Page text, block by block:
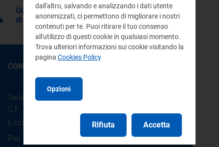
Quali sono le garanzie per il cliente in caso
di sostituzione del contatore?
CONTATTI
Sede legale: Piazza Cavour 5 - 20121 - Milano
C.F.: 97190020152
E-mail:
Pec:
protocollo@pec.arera.it
dall'altro, salvando e analizzando i dati utente
anonimizzati, ci permettono di migliorare i nostri
contenuti per te. Puoi ritirare il tuo consenso
all'utilizzo di questi cookie in qualsiasi momento.
Trova ulteriori informazioni sui cookie visitando la
pagina Cookies Policy
Opzioni
Rifiuta Accetta